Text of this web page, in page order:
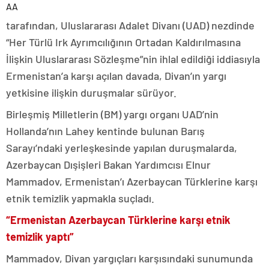
AA
tarafından, Uluslararası Adalet Divanı (UAD) nezdinde
“Her Türlü Irk Ayrımcılığının Ortadan Kaldırılmasına
İlişkin Uluslararası Sözleşme”nin ihlal edildiği iddiasıyla
Ermenistan’a karşı açılan davada, Divan’ın yargı
yetkisine ilişkin duruşmalar sürüyor.
Birleşmiş Milletlerin (BM) yargı organı UAD’nin
Hollanda’nın Lahey kentinde bulunan Barış
Sarayı’ndaki yerleşkesinde yapılan duruşmalarda,
Azerbaycan Dışişleri Bakan Yardımcısı Elnur
Mammadov, Ermenistan’ı Azerbaycan Türklerine karşı
etnik temizlik yapmakla suçladı.
“Ermenistan Azerbaycan Türklerine karşı etnik
temizlik yaptı”
Mammadov, Divan yargıçları karşısındaki sunumunda